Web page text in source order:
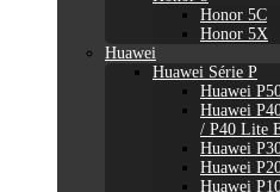
Honor 5C
Honor 5X
Huawei
Huawei Série P
Huawei
Huawei
/ P40 Lite
Huawei
Huawei
Huawei